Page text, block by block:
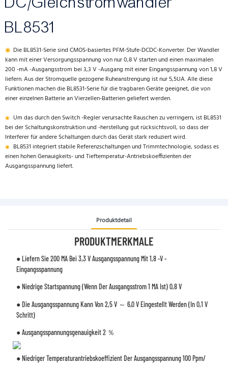
BL8531
◉ Die BL8531-Serie sind CMOS-basiertes PFM-Stufe-DCDC-Konverter. Der Wandler
kann mit einer Versorgungsspannung von nur 0,8 V starten und einen maximalen
200 -mA -Ausgangsstrom bei 3,3 V -Ausgang mit einer Eingangsspannung von 1,8 V
liefern. Aus der Stromquelle gezogene Ruheanstrengung ist nur 5,5UA. Alle diese
Funktionen machen die BL8531-Serie für die tragbaren Geräte geeignet, die von
einer einzelnen Batterie an Vierzellen-Batterien geliefert werden.
◉ Um das durch den Switch -Regler verursachte Rauschen zu verringern, ist BL8531
bei der Schaltungskonstruktion und -herstellung gut rücksichtsvoll, so dass der
Interferer für andere Schaltungen durch das Gerät stark reduziert wird.
◉ BL8531 integriert stabile Referenzschaltungen und Trimmtechnologie, sodass es
einen hohen Genauigkeits- und Tieftemperatur-Antriebskoeffizienten der
Ausgangsspannung liefert.
Produktdetail
PRODUKTMERKMALE
● Liefern Sie 200 MA Bei 3,3 V Ausgangsspannung Mit 1,8 -V -
Eingangsspannung
● Niedrige Startspannung (wenn Der Ausgangsstrom 1 MA Ist) 0,8 V
● Die Ausgangsspannung Kann Von 2,5 V ～ 6,0 V Eingestellt Werden (in 0,1 V
Schritt)
● Ausgangsspannungsgenauigkeit 2 ％
● Niedriger Temperaturantriebskoeffizient Der Ausgangsspannung 100 Ppm/